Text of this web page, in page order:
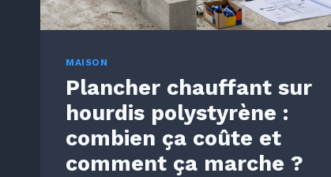
MAISON
Plancher chauffant sur
hourdis polystyrène :
combien ça coûte et
comment ça marche ?